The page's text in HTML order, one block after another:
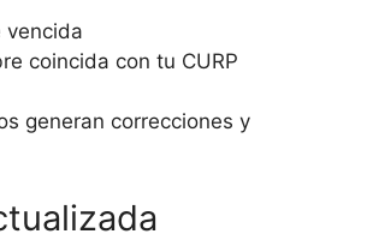
vencida
coincida con tu CURP
generan correcciones y